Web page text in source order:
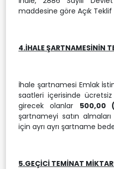
maddesine göre Açık Teklif
4.İHALE ŞARTNAMESİNİN
İhale şartnamesi Emlak
saatleri içerisinde
girecek olanlar 500,00
şartnameyi satın
için ayrı ayrı şartname
5.GEÇİCİ TEMİNAT